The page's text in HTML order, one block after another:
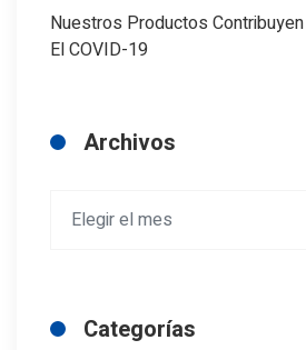
Nuestros Productos
El COVID-19
Archivos
Elegir el mes
Categorías